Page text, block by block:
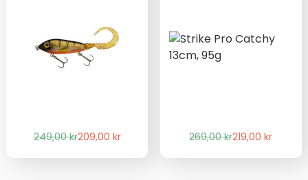
249,00krDet
209,00 kr
Det
269,00krDet
219,00kr
Det